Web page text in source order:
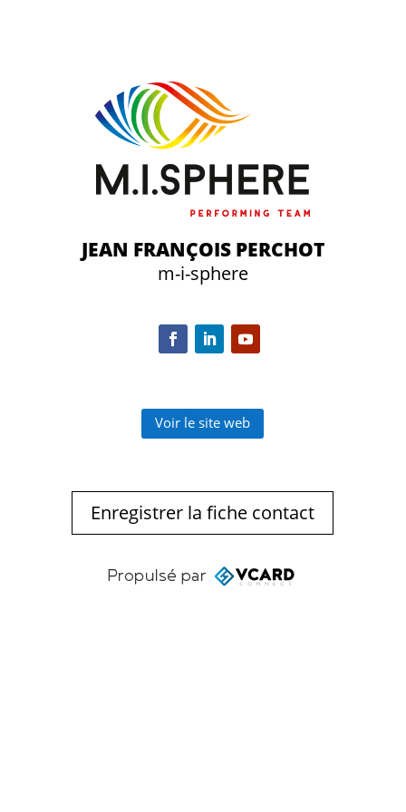
JEAN FRANÇOIS PERCHOT
m-i-sphere
Voir le site web
Enregistrer la fiche contact